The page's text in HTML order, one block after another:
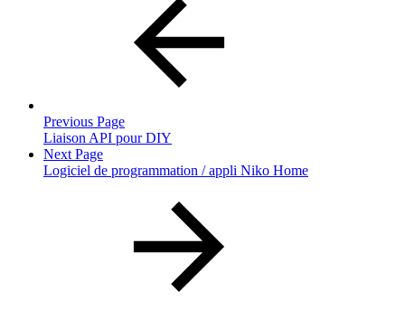
Previous Page
Liaison API pour DIY
Next Page
Logiciel de programmation / appli Niko Home